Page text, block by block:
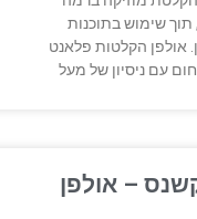
שימוש בתוכנות
אולפן הקלטות פלאנט
עם ניסיון של מעל
– אולפן